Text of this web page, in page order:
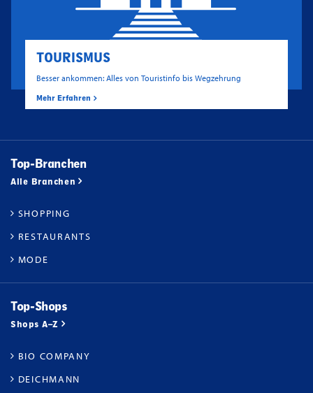
TOURISMUS
Besser ankommen: Alles von Touristinfo bis Wegzehrung
Mehr Erfahren
Top-Branchen
Alle Branchen
SHOPPING
RESTAURANTS
MODE
Top-Shops
Shops A–Z
BIO COMPANY
DEICHMANN